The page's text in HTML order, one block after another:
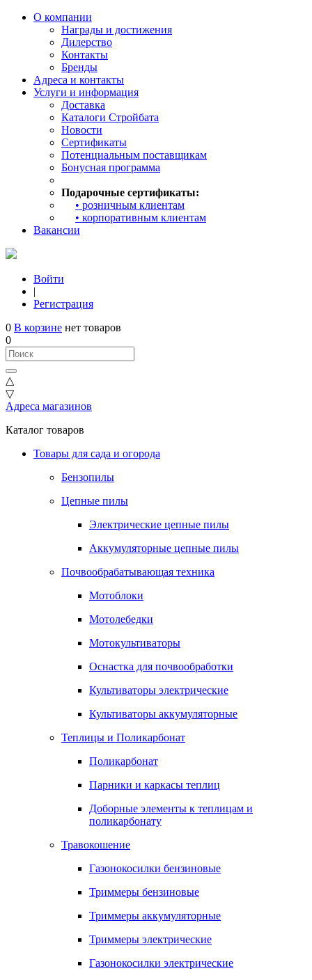
О компании
Награды и достижения
Дилерство
Контакты
Бренды
Адреса и контакты
Услуги и информация
Доставка
Каталоги Стройбата
Новости
Сертификаты
Потенциальным поставщикам
Бонусная программа
Подарочные сертификаты:
• розничным клиентам
• корпоративным клиентам
Вакансии
Войти
|
Регистрация
0 В корзине нет товаров
0
△
▽
Адреса магазинов
Каталог товаров
Товары для сада и огорода
Бензопилы
Цепные пилы
Электрические цепные пилы
Аккумуляторные цепные пилы
Почвообрабатывающая техника
Мотоблоки
Мотолебедки
Мотокультиваторы
Оснастка для почвообработки
Культиваторы электрические
Культиваторы аккумуляторные
Теплицы и Поликарбонат
Поликарбонат
Парники и каркасы теплиц
Доборные элементы к теплицам и
поликарбонату
Травокошение
Газонокосилки бензиновые
Триммеры бензиновые
Триммеры аккумуляторные
Триммеры электрические
Газонокосилки электрические